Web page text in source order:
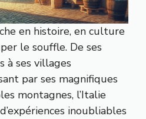
en histoire, en culture
le souffle. De ses
à ses villages
par ses magnifiques
montagnes, l’Italie
inoubliables